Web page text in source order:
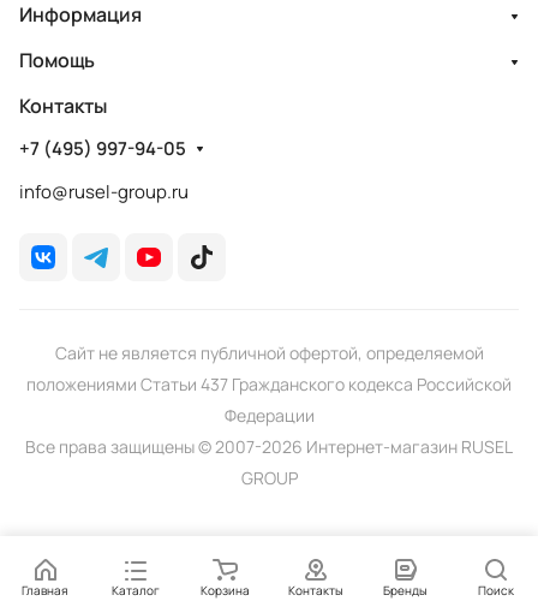
Информация
Помощь
Контакты
+7 (495) 997-94-05
info@rusel-group.ru
Сайт не является публичной офертой, определяемой
положениями Статьи 437 Гражданского кодекса Российской
Федерации
Все права защищены © 2007-2026 Интернет-магазин RUSEL
GROUP
Главная Каталог Корзина Контакты Бренды Поиск